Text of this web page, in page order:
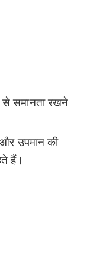
से समानता रखने
उपमान की
हैं।